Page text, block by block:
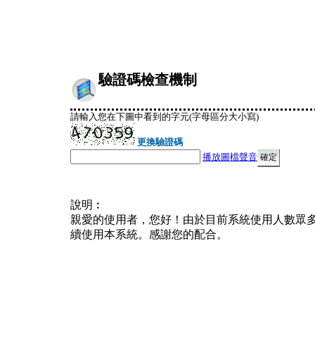
驗證碼檢查機制
請輸入您在下圖中看到的字元(字母區分大小寫)
更換驗證碼
播放圖檔聲音
說明︰
親愛的使用者，您好！由於目前系統使用人數眾
續使用本系統。感謝您的配合。